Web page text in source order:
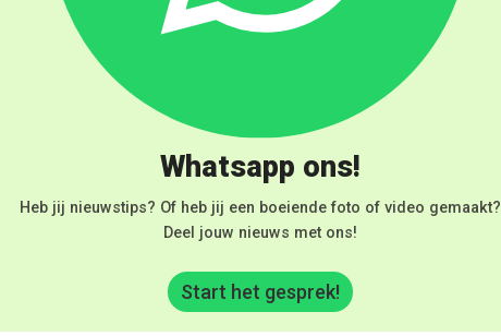
Whatsapp ons!
Heb jij nieuwstips? Of heb jij een boeiende foto of video gemaakt?
Deel jouw nieuws met ons!
Start het gesprek!